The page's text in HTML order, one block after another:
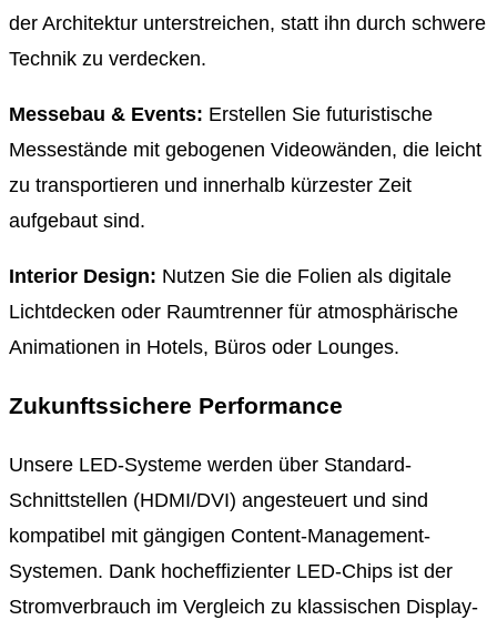
der Architektur unterstreichen, statt ihn durch schwere
Technik zu verdecken.
Messebau & Events: Erstellen Sie futuristische
Messestände mit gebogenen Videowänden, die leicht
zu transportieren und innerhalb kürzester Zeit
aufgebaut sind.
Interior Design: Nutzen Sie die Folien als digitale
Lichtdecken oder Raumtrenner für atmosphärische
Animationen in Hotels, Büros oder Lounges.
Zukunftssichere Performance
Unsere LED-Systeme werden über Standard-
Schnittstellen (HDMI/DVI) angesteuert und sind
kompatibel mit gängigen Content-Management-
Systemen. Dank hocheffizienter LED-Chips ist der
Stromverbrauch im Vergleich zu klassischen Display-